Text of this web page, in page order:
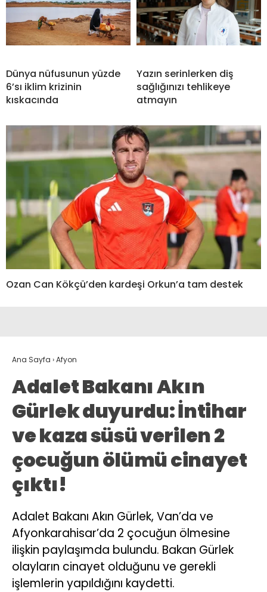
Dünya nüfusunun yüzde
6’sı iklim krizinin
kıskacında
Yazın serinlerken diş
sağlığınızı tehlikeye
atmayın
Ozan Can Kökçü’den kardeşi Orkun’a tam destek
Ana Sayfa ›Afyon
Adalet Bakanı Akın
Gürlek duyurdu: İntihar
ve kaza süsü verilen 2
çocuğun ölümü cinayet
çıktı!
Adalet Bakanı Akın Gürlek, Van’da ve
Afyonkarahisar’da 2 çocuğun ölmesine
ilişkin paylaşımda bulundu. Bakan Gürlek
olayların cinayet olduğunu ve gerekli
işlemlerin yapıldığını kaydetti.